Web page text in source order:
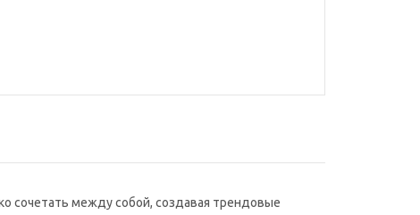
сочетать между собой, создавая трендовые